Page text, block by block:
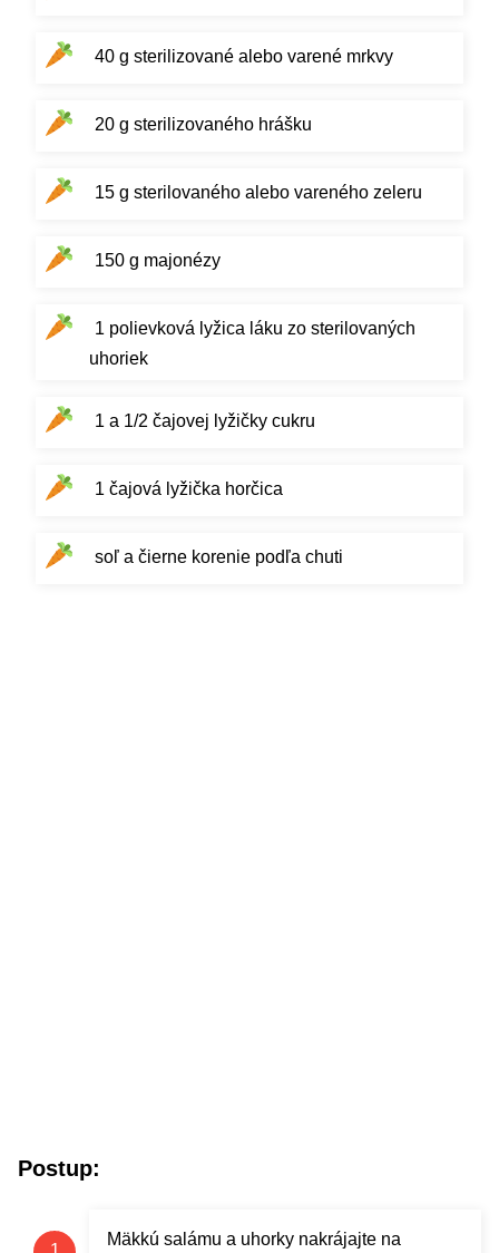
40 g sterilizované alebo varené mrkvy
20 g sterilizovaného hrášku
15 g sterilovaného alebo vareného zeleru
150 g majonézy
1 polievková lyžica láku zo sterilovaných
uhoriek
1 a 1/2 čajovej lyžičky cukru
1 čajová lyžička horčica
soľ a čierne korenie podľa chuti
Postup:
Mäkkú salámu a uhorky nakrájajte na